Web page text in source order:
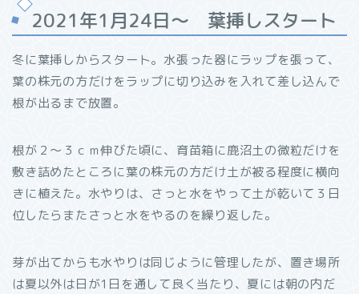
2021年1月24日～ 葉挿しスタート
冬に葉挿しからスタート。水張った器にラップを張って、
葉の株元の方だけをラップに切り込みを入れて差し込んで
根が出るまで放置。
根が２～３ｃｍ伸びた頃に、育苗箱に鹿沼土の微粒だけを
敷き詰めたところに葉の株元の方だけ土が被る程度に横向
きに植えた。水やりは、さっと水をやって土が乾いて３日
位したらまたさっと水をやるのを繰り返した。
芽が出てからも水やりは同じように管理したが、置き場所
は夏以外は日が1日を通して良く当たり、夏には朝の内だ